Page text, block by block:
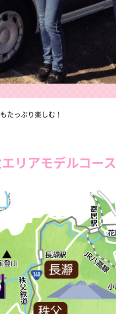
たっぷり楽しむ！
リアモデルコース